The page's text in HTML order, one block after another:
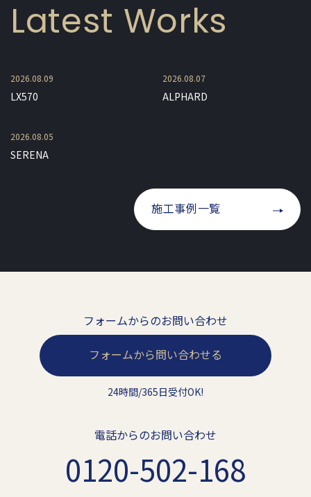
Latest Works
2026.08.09
LX570
2026.08.07
ALPHARD
2026.08.05
SERENA
施工事例一覧
フォームからのお問い合わせ
フォームから問い合わせる
24時間/365日受付OK!
電話からのお問い合わせ
0120-502-168